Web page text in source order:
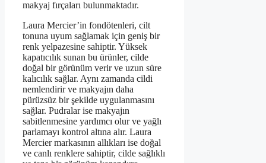
makyaj fırçaları bulunmaktadır.
Laura Mercier’in fondötenleri, cilt
tonuna uyum sağlamak için geniş bir
renk yelpazesine sahiptir. Yüksek
kapatıcılık sunan bu ürünler, cilde
doğal bir görünüm verir ve uzun süre
kalıcılık sağlar. Aynı zamanda cildi
nemlendirir ve makyajın daha
pürüzsüz bir şekilde uygulanmasını
sağlar. Pudralar ise makyajın
sabitlenmesine yardımcı olur ve yağlı
parlamayı kontrol altına alır. Laura
Mercier markasının allıkları ise doğal
ve canlı renklere sahiptir, cilde sağlıklı